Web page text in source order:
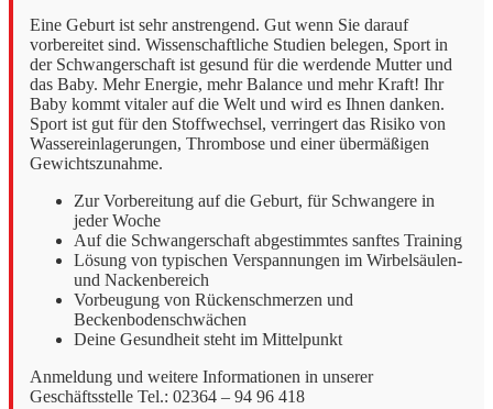
Eine Geburt ist sehr anstrengend. Gut wenn Sie darauf
vorbereitet sind. Wissenschaftliche Studien belegen, Sport in
der Schwangerschaft ist gesund für die werdende Mutter und
das Baby. Mehr Energie, mehr Balance und mehr Kraft! Ihr
Baby kommt vitaler auf die Welt und wird es Ihnen danken.
Sport ist gut für den Stoffwechsel, verringert das Risiko von
Wassereinlagerungen, Thrombose und einer übermäßigen
Gewichtszunahme.
Zur Vorbereitung auf die Geburt, für Schwangere in
jeder Woche
Auf die Schwangerschaft abgestimmtes sanftes Training
Lösung von typischen Verspannungen im Wirbelsäulen-
und Nackenbereich
Vorbeugung von Rückenschmerzen und
Beckenbodenschwächen
Deine Gesundheit steht im Mittelpunkt
Anmeldung und weitere Informationen in unserer
Geschäftsstelle Tel.: 02364 – 94 96 418